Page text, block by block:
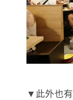
▼此外也